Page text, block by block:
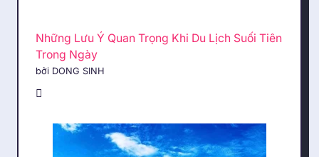
Những Lưu Ý Quan Trọng Khi Du Lịch Suối Tiên
Trong Ngày
bởi DONG SINH